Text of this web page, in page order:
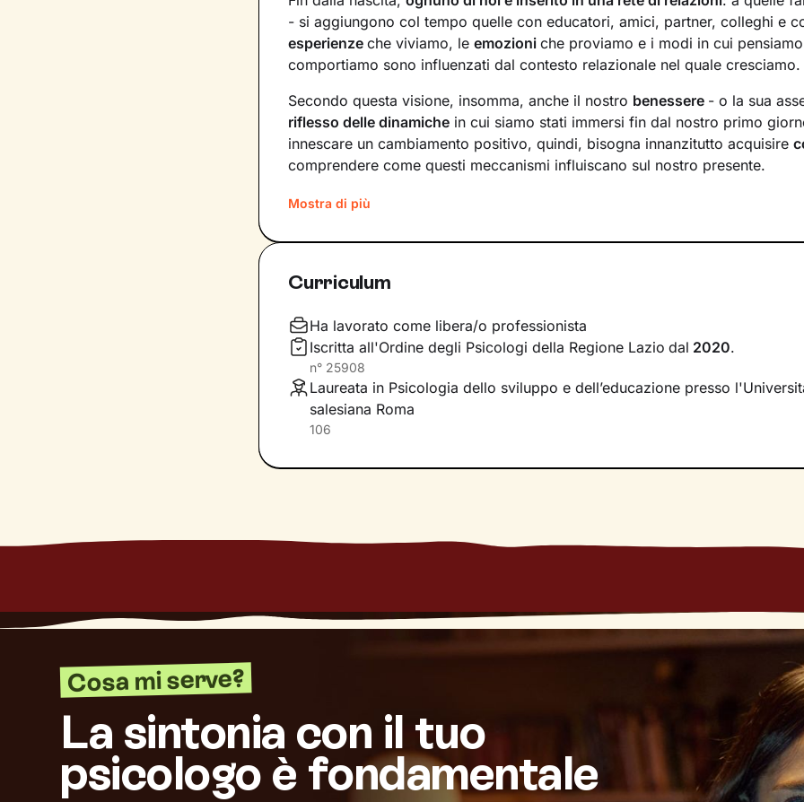
- si aggiungono col tempo quelle con educatori, amici, partner, colleghi e
esperienze che viviamo, le emozioni che proviamo e i modi in cui
comportiamo sono influenzati dal contesto relazionale nel quale cresciamo.
Secondo questa visione, insomma, anche il nostro benessere - o la sua
riflesso delle dinamiche in cui siamo stati immersi fin dal nostro primo
innescare un cambiamento positivo, quindi, bisogna innanzitutto acquisire
comprendere come questi meccanismi influiscano sul nostro presente.
I nostri incontri saranno un luogo sicuro in cui potrai
significati agli eventi della tua vita, passati e attuali, e di riscoprire
generale, sull’acquisizione di modalità di pensiero e comportamento utili a
livello di benessere sempre maggiore.
Mostra di più
Curriculum
Ha lavorato come libera/o professionista
Iscritta all'Ordine degli Psicologi della Regione Lazio dal 2020.
n° 25908
Laureata in Psicologia dello sviluppo e dell’educazione presso
salesiana Roma
106
Cosa mi serve?
La sintonia con il tuo
psicologo è fondamentale